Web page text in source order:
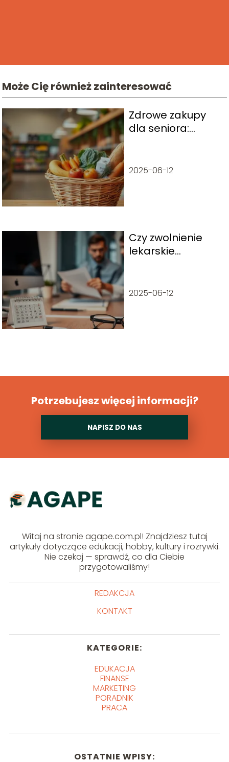
Może Cię również zainteresować
Zdrowe zakupy
dla seniora:
2025-06-12
Czy zwolnienie
lekarskie
2025-06-12
Potrzebujesz więcej informacji?
NAPISZ DO NAS
Witaj na stronie agape.com.pl! Znajdziesz tutaj
artykuły dotyczące edukacji, hobby, kultury i rozrywki.
Nie czekaj — sprawdź, co dla Ciebie
przygotowaliśmy!
REDAKCJA
KONTAKT
KATEGORIE:
EDUKACJA
FINANSE
MARKETING
PORADNIK
PRACA
OSTATNIE WPISY: